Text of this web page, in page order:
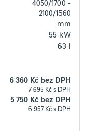
4050/1700 -
2100/1560
mm
55 kW
63 l
6 360 Kč bez DPH
7 695 Kč s DPH
5 750 Kč bez DPH
6 957 Kč s DPH